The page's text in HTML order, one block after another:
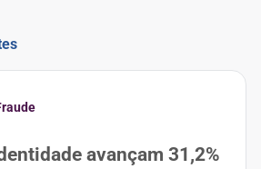
avançam 31,2%